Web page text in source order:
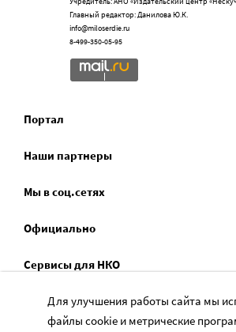
Главный редактор: Данилова Ю.К.
info@miloserdie.ru
8-499-350-05-95
Портал
Наши партнеры
Мы в соц.сетях
Официально
Сервисы для НКО
Спецпроекты
Для улучшения работы сайта мы
файлы cookie и метрические